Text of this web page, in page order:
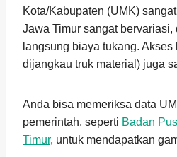
Kota/Kabupaten (UMK)
Jawa Timur sangat
langsung biaya tukang.
dijangkau truk material) juga
Anda bisa memeriksa data
pemerintah, seperti Badan
Timur, untuk mendapatkan